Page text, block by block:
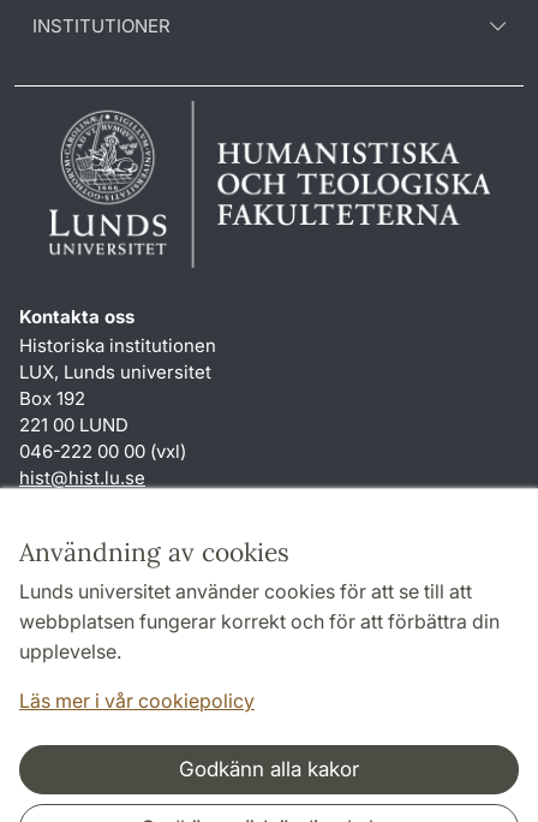
Användning av cookies
Lunds universitet använder cookies för att se till att
webbplatsen fungerar korrekt och för att förbättra din
upplevelse.
Läs mer i vår cookiepolicy
Godkänn alla kakor
INSTITUTIONER
Kontakta oss
Historiska institutionen
LUX, Lunds universitet
Box 192
221 00 LUND
046-222 00 00 (vxl)
hist@hist.lu.se
Genvägar
Om webbplatsen och cookies
Behandling av personuppgifter
Tillgänglighetsredogörelse
Samarbeten och nätverk